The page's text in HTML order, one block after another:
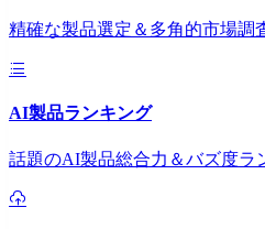
精確な製品選定＆多角的市場調
AI製品ランキング
話題のAI製品総合力＆バズ度ラ